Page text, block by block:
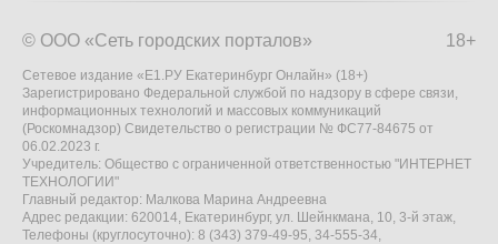
18+
© ООО «Сеть городских порталов»
Сетевое издание «Е1.РУ Екатеринбург Онлайн» (18+)
Зарегистрировано Федеральной службой по надзору в сфере связи,
информационных технологий и массовых коммуникаций
(Роскомнадзор) Свидетельство о регистрации № ФС77-84675 от
06.02.2023 г.
Учредитель: Общество с ограниченной ответственностью "ИНТЕРНЕТ
ТЕХНОЛОГИИ"
Главный редактор: Малкова Марина Андреевна
Адрес редакции: 620014, Екатеринбург, ул. Шейнкмана, 10, 3-й этаж,
Телефоны (круглосуточно): 8 (343) 379-49-95, 34-555-34,